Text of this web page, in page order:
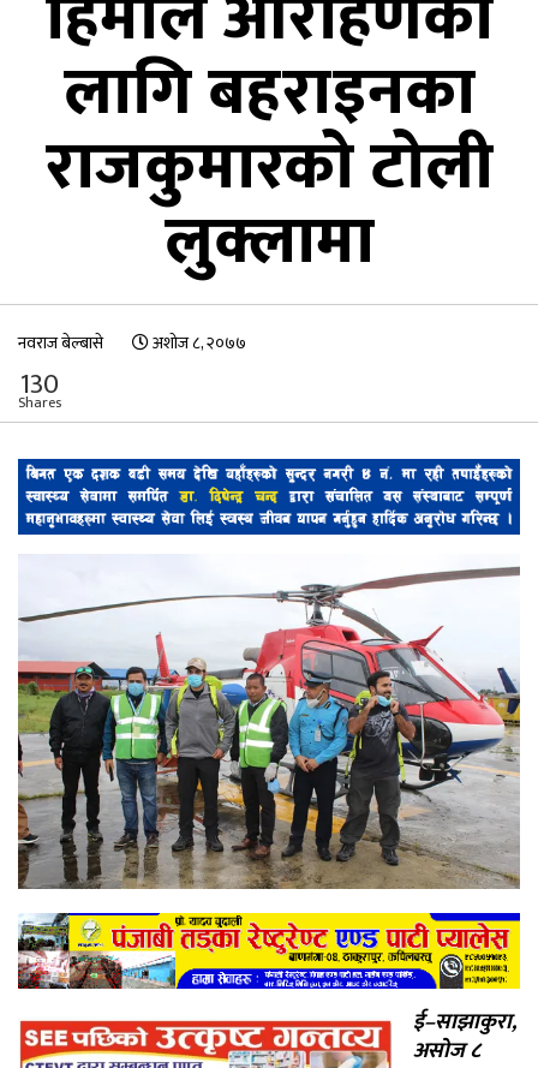
लागि बहराइनका
राजकुमारको टोली
लुक्लामा
नवराज बेल्बासे अशोज ८, २०७७
130
Shares
ई–साझाकुरा,
असोज ८